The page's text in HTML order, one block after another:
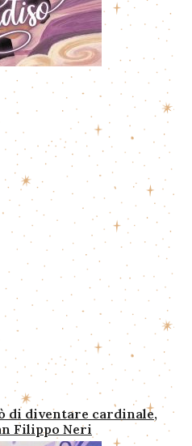
di diventare cardinale,
Filippo Neri